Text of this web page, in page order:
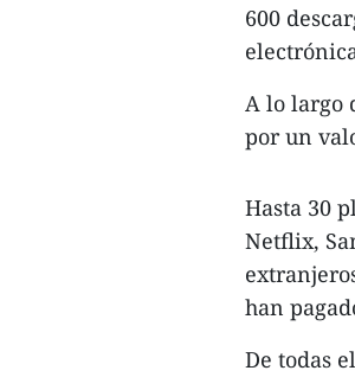
600
A lo largo
por un
Hasta 30
Netflix,
han
De todas